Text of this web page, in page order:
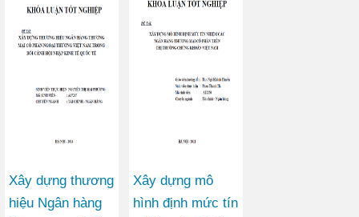
Xây dựng thương
hiệu Ngân hàng
Xây dựng mô
hình định mức tín